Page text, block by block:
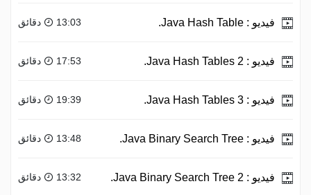
فيديو : 13:03 دقائق
فيديو : 17:53 دقائق
فيديو : 19:39 دقائق
فيديو : 13:48 دقائق
فيديو : 13:32 دقائق